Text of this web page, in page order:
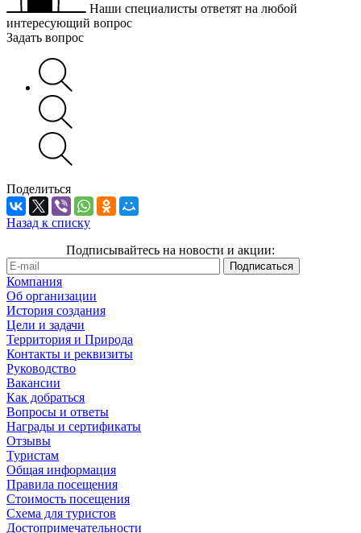
Наши специалисты ответят на любой
интересующий вопрос
Задать вопрос
Поделиться
Назад к списку
Подписывайтесь на новости и акции:
Компания
Об организации
История создания
Цели и задачи
Территория и Природа
Контакты и реквизиты
Руководство
Вакансии
Как добраться
Вопросы и ответы
Награды и сертификаты
Отзывы
Туристам
Общая информация
Правила посещения
Стоимость посещения
Схема для туристов
Достопримечательности